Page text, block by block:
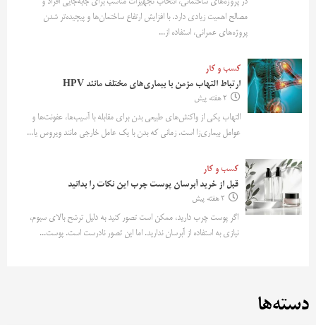
مصالح اهمیت زیادی دارد. با افزایش ارتفاع ساختمان‌ها و پیچیده‌تر شدن
پروژه‌های عمرانی، استفاده از...
کسب و کار
ارتباط التهاب مزمن با بیماری‌های مختلف مانند HPV
2 هفته پیش
التهاب یکی از واکنش‌های طبیعی بدن برای مقابله با آسیب‌ها، عفونت‌ها و
عوامل بیماری‌زا است. زمانی که بدن با یک عامل خارجی مانند ویروس یا...
کسب و کار
قبل از خرید آبرسان پوست چرب این نکات را بدانید
2 هفته پیش
اگر پوست چرب دارید، ممکن است تصور کنید به دلیل ترشح بالای سبوم،
نیازی به استفاده از آبرسان ندارید. اما این تصور نادرست است. پوست...
دسته‌ها